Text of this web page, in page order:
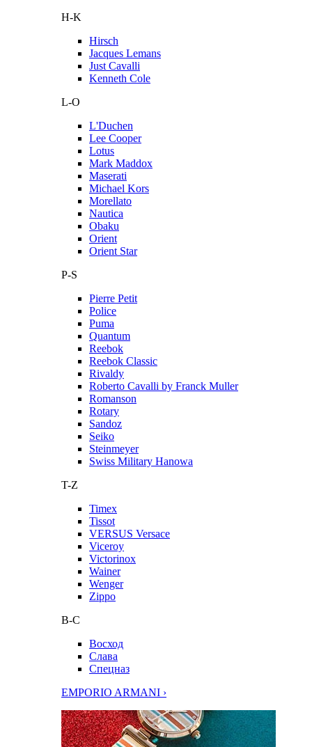
H-K
Hirsch
Jacques Lemans
Just Cavalli
Kenneth Cole
L-O
L'Duchen
Lee Cooper
Lotus
Mark Maddox
Maserati
Michael Kors
Morellato
Nautica
Obaku
Orient
Orient Star
P-S
Pierre Petit
Police
Puma
Quantum
Reebok
Reebok Classic
Rivaldy
Roberto Cavalli by Franck Muller
Romanson
Rotary
Sandoz
Seiko
Steinmeyer
Swiss Military Hanowa
T-Z
Timex
Tissot
VERSUS Versace
Viceroy
Victorinox
Wainer
Wenger
Zippo
В-С
Восход
Слава
Спецназ
EMPORIO ARMANI ›